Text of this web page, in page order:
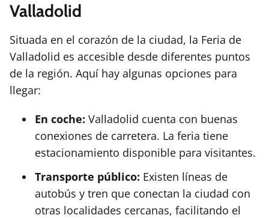
Valladolid
Situada en el corazón de la ciudad, la Feria de
Valladolid es accesible desde diferentes puntos
de la región. Aquí hay algunas opciones para
llegar:
En coche: Valladolid cuenta con buenas
conexiones de carretera. La feria tiene
estacionamiento disponible para visitantes.
Transporte público: Existen líneas de
autobús y tren que conectan la ciudad con
otras localidades cercanas, facilitando el